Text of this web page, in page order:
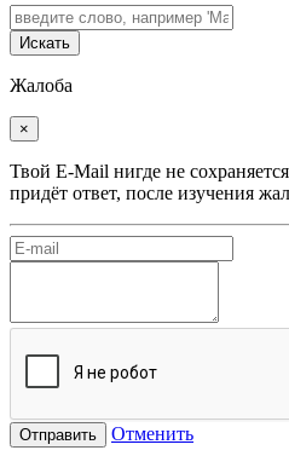
Искать
Жалоба
×
Твой E-Mail нигде не
придёт ответ, после изучения
Отправить Отменить